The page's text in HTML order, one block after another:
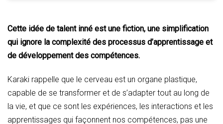
Cette idée de talent inné est une fiction, une simplification
qui ignore la complexité des processus d’apprentissage et
de développement des compétences.
Karaki rappelle que le cerveau est un organe plastique,
capable de se transformer et de s’adapter tout au long de
la vie, et que ce sont les expériences, les interactions et les
apprentissages qui façonnent nos compétences, pas une